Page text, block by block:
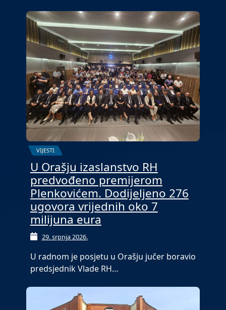
VIJESTI
U Orašju izaslanstvo RH
predvođeno premijerom
Plenkovićem. Dodijeljeno 276
ugovora vrijednih oko 7
milijuna eura
29. srpnja 2026.
U radnom je posjetu u Orašju jučer boravio
predsjednik Vlade RH…